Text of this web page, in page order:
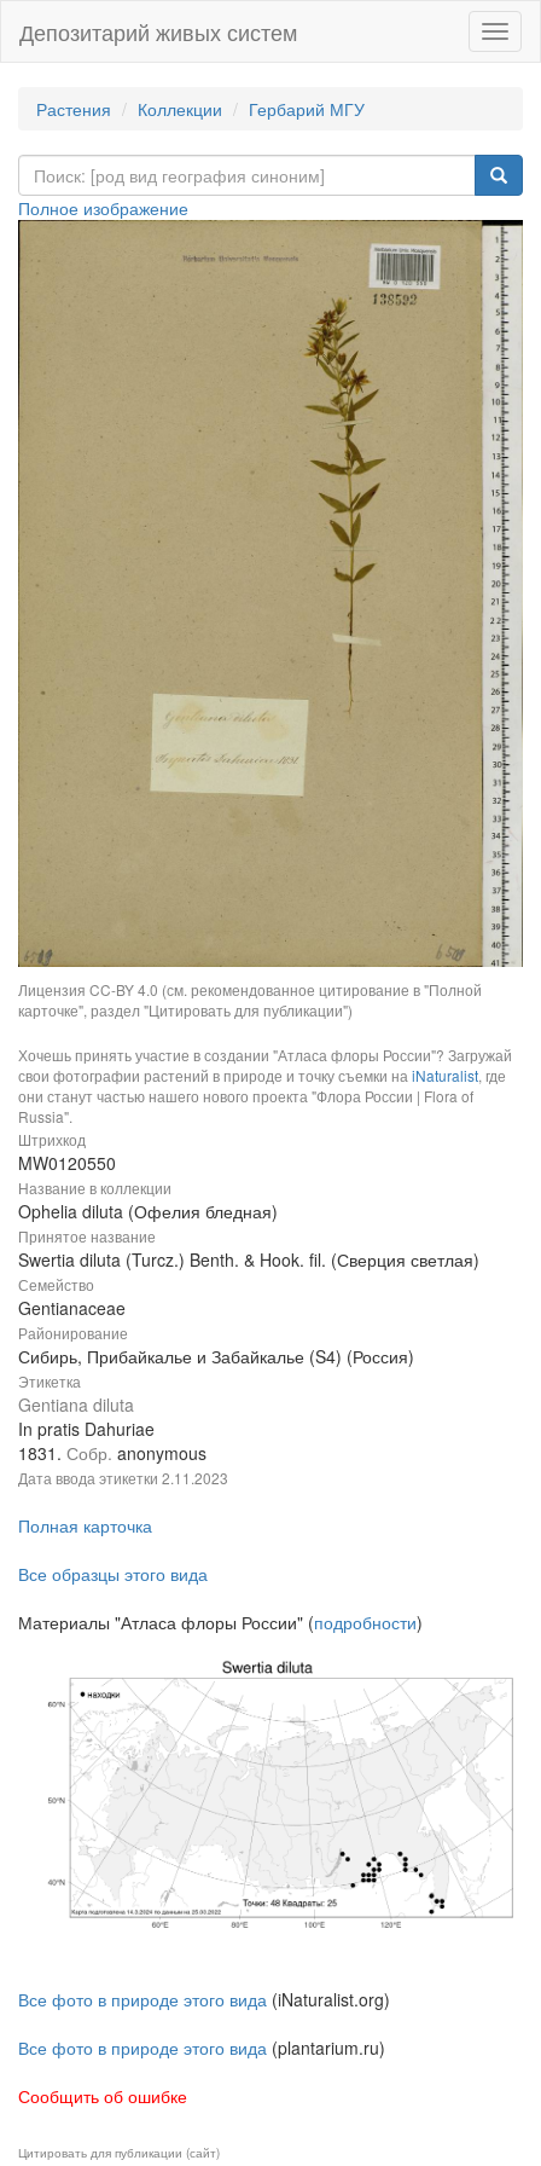
Депозитарий живых систем
Растения Коллекции Гербарий МГУ
Полное изображение
Лицензия CC-BY 4.0 (см. рекомендованное цитирование в "Полной
карточке", раздел "Цитировать для публикации")
Хочешь принять участие в создании "Атласа флоры России"? Загружай
свои фотографии растений в природе и точку съемки на iNaturalist, где
они станут частью нашего нового проекта "Флора России | Flora of
Russia".
Штрихкод
MW0120550
Название в коллекции
Ophelia diluta (Офелия бледная)
Принятое название
Swertia diluta (Turcz.) Benth. & Hook. fil. (Сверция светлая)
Семейство
Gentianaceae
Районирование
Сибирь, Прибайкалье и Забайкалье (S4) (Россия)
Этикетка
Gentiana diluta
In pratis Dahuriae
1831. Собр. anonymous
Дата ввода этикетки 2.11.2023
Полная карточка
Все образцы этого вида
Материалы "Атласа флоры России" (подробности)
Все фото в природе этого вида (iNaturalist.org)
Все фото в природе этого вида (plantarium.ru)
Сообщить об ошибке
Цитировать для публикации (сайт)